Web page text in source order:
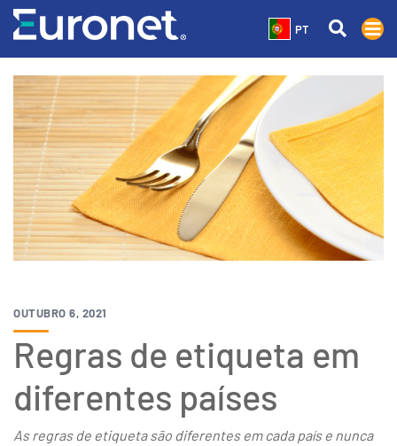
PT
OUTUBRO 6, 2021
Regras de etiqueta em
diferentes países
As regras de etiqueta são diferentes em cada país e nunca